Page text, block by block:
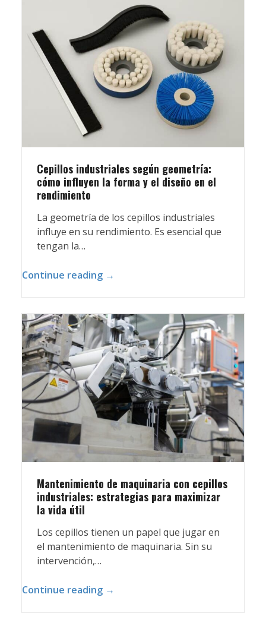
Cepillos industriales según geometría:
cómo influyen la forma y el diseño en el
rendimiento
La geometría de los cepillos industriales
influye en su rendimiento. Es esencial que
tengan la…
Continue reading →
Mantenimiento de maquinaria con cepillos
industriales: estrategias para maximizar
la vida útil
Los cepillos tienen un papel que jugar en
el mantenimiento de maquinaria. Sin su
intervención,…
Continue reading →